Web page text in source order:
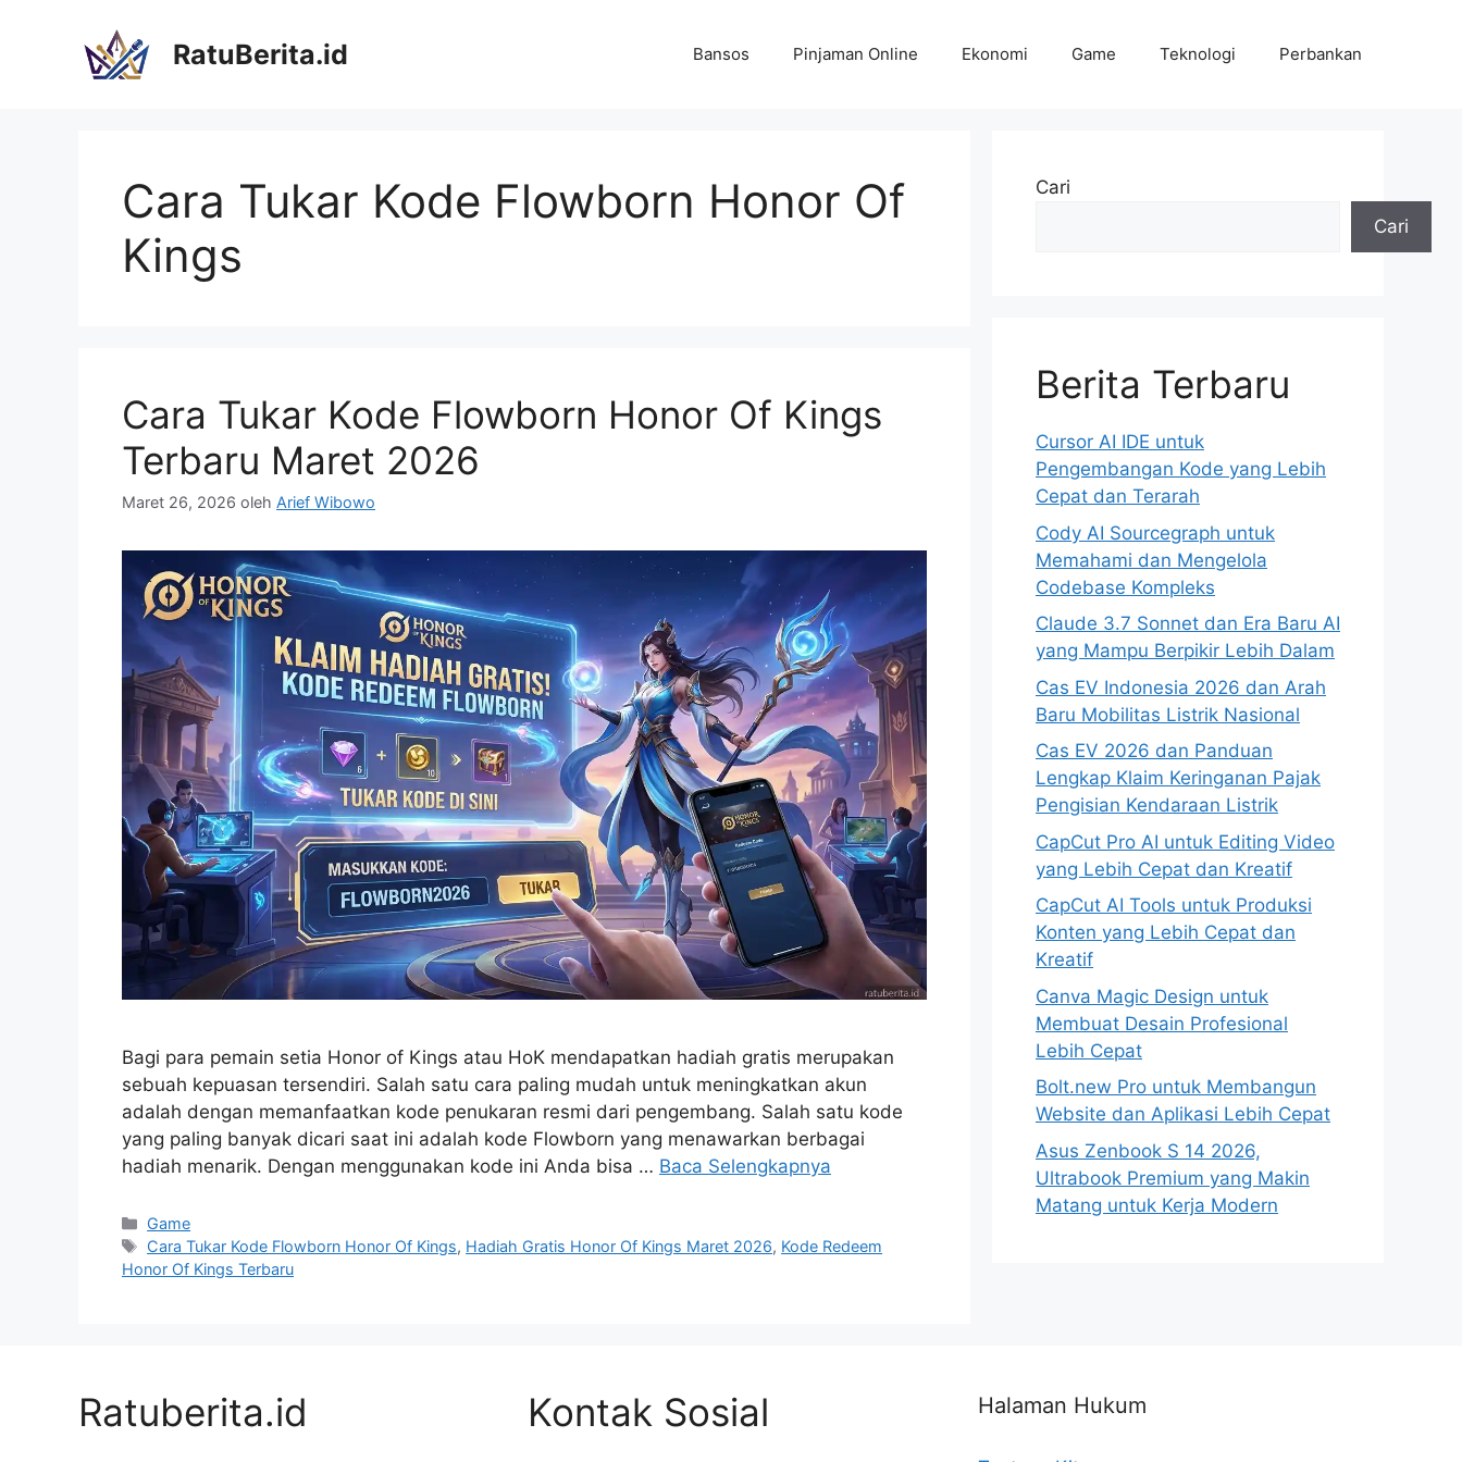
RatuBerita.id Bansos Pinjaman Online Ekonomi Game Teknologi Perbankan
Cara Tukar Kode Flowborn Honor Of
Kings
Cara Tukar Kode Flowborn Honor Of Kings
Terbaru Maret 2026
Maret 26, 2026 oleh Arief Wibowo
Bagi para pemain setia Honor of Kings atau HoK mendapatkan hadiah gratis merupakan
sebuah kepuasan tersendiri. Salah satu cara paling mudah untuk meningkatkan akun
adalah dengan memanfaatkan kode penukaran resmi dari pengembang. Salah satu kode
yang paling banyak dicari saat ini adalah kode Flowborn yang menawarkan berbagai
hadiah menarik. Dengan menggunakan kode ini Anda bisa … Baca Selengkapnya
Kategori
Game
Tag
Cara Tukar Kode Flowborn Honor Of Kings, Hadiah Gratis Honor Of Kings Maret 2026, Kode Redeem
Honor Of Kings Terbaru
Cari
Cari
Berita Terbaru
Cursor AI IDE untuk
Pengembangan Kode yang Lebih
Cepat dan Terarah
Cody AI Sourcegraph untuk
Memahami dan Mengelola
Codebase Kompleks
Claude 3.7 Sonnet dan Era Baru AI
yang Mampu Berpikir Lebih Dalam
Cas EV Indonesia 2026 dan Arah
Baru Mobilitas Listrik Nasional
Cas EV 2026 dan Panduan
Lengkap Klaim Keringanan Pajak
Pengisian Kendaraan Listrik
CapCut Pro AI untuk Editing Video
yang Lebih Cepat dan Kreatif
CapCut AI Tools untuk Produksi
Konten yang Lebih Cepat dan
Kreatif
Canva Magic Design untuk
Membuat Desain Profesional
Lebih Cepat
Bolt.new Pro untuk Membangun
Website dan Aplikasi Lebih Cepat
Asus Zenbook S 14 2026,
Ultrabook Premium yang Makin
Matang untuk Kerja Modern
Ratuberita.id Kontak Sosial Halaman Hukum